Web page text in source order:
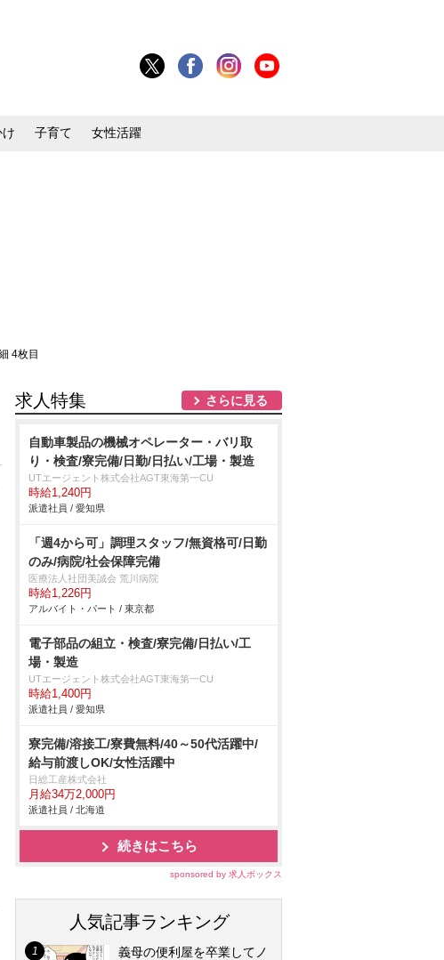
子育て 女性活躍
4枚目
求人特集 さらに見る
自動車製品の機械オペレーター・バリ取
り・検査/寮完備/日勤/日払い/工場・製造
UTエージェント株式会社AGT東海第一CU
時給1,240円
派遣社員 / 愛知県
「週4から可」調理スタッフ/無資格可/日勤
のみ/病院/社会保障完備
医療法人社団美誠会 荒川病院
時給1,226円
アルバイト・パート / 東京都
電子部品の組立・検査/寮完備/日払い/工
場・製造
UTエージェント株式会社AGT東海第一CU
時給1,400円
派遣社員 / 愛知県
寮完備/溶接工/寮費無料/40～50代活躍中/
給与前渡しOK/女性活躍中
日総工産株式会社
月給34万2,000円
派遣社員 / 北海道
続きはこちら
sponsored by 求人ボックス
人気記事ランキング
義母の便利屋を卒業してノ